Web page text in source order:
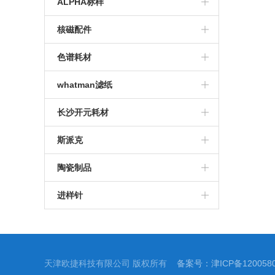
核磁配件
色谱耗材
whatman滤纸
长沙开元耗材
斯派克
陶瓷制品
进样针
天津欧捷科技有限公司 版权所有 备案号：津ICP备